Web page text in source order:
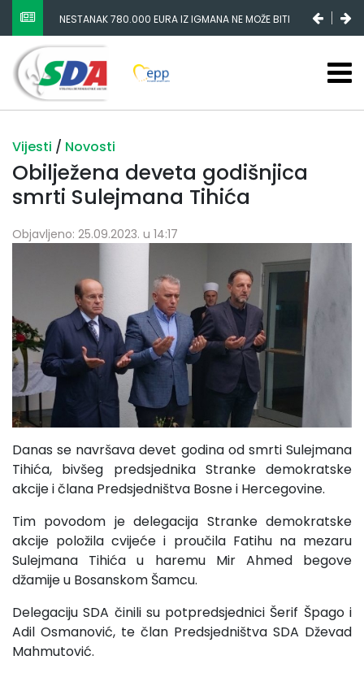
NESTANAK 780.000 EURA IZ IGMANA NE MOŽE BITI
SLUČAJNI PREVID, ODGOVORNOST MORAJU SNOSITI
VLADA FBIH I NJENI KADROVI
Vijesti / Novosti
Obilježena deveta godišnjica
smrti Sulejmana Tihića
Objavljeno: 25.09.2023. u 14:17
Danas se navršava devet godina od smrti Sulejmana
Tihića, bivšeg predsjednika Stranke demokratske
akcije i člana Predsjedništva Bosne i Hercegovine.
Tim povodom je delegacija Stranke demokratske
akcije položila cvijeće i proučila Fatihu na mezaru
Sulejmana Tihića u haremu Mir Ahmed begove
džamije u Bosanskom Šamcu.
Delegaciju SDA činili su potpredsjednici Šerif Špago i
Adil Osmanović, te član Predsjedništva SDA Dževad
Mahmutović.